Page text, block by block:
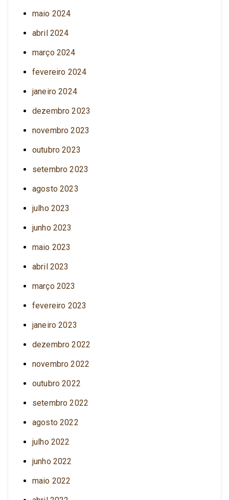
maio 2024
abril 2024
março 2024
fevereiro 2024
janeiro 2024
dezembro 2023
novembro 2023
outubro 2023
setembro 2023
agosto 2023
julho 2023
junho 2023
maio 2023
abril 2023
março 2023
fevereiro 2023
janeiro 2023
dezembro 2022
novembro 2022
outubro 2022
setembro 2022
agosto 2022
julho 2022
junho 2022
maio 2022